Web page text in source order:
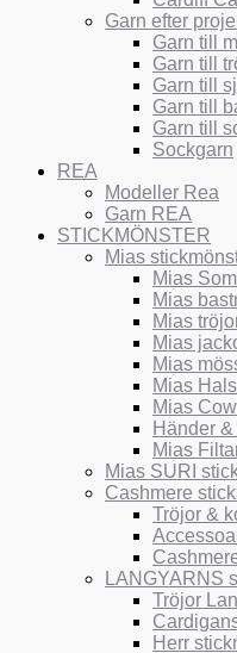
Garn efter
Garn till
Garn till
Garn till
Garn till
Garn till
Sockgarn
REA
Modeller Rea
Garn REA
STICKMÖNSTER
Mias
Mias
Mias
Mias
Mias
Mias
Mias
Mias
Händer
Mias
Mias SURI
Cashmere
Tröjor &
LANGYARNS
Tröjor
Herr